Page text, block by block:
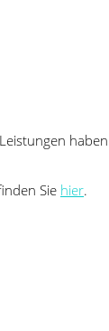
Sie hier.